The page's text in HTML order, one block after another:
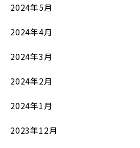
2024年5月
2024年4月
2024年3月
2024年2月
2024年1月
2023年12月